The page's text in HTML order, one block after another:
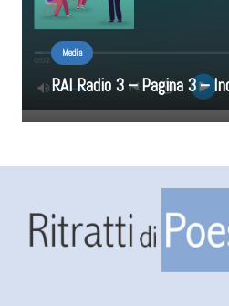
Media
RAI Radio 3 – Pagina 3 –